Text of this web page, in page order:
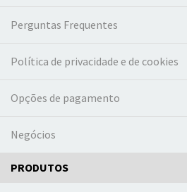
Perguntas Frequentes
Política de privacidade e de cookies
Opções de pagamento
Negócios
PRODUTOS